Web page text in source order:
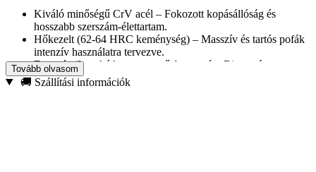
Kiváló minőségű CrV acél – Fokozott kopásállóság és
hosszabb szerszám-élettartam.
Hőkezelt (62-64 HRC keménység) – Masszív és tartós pofák
intenzív használatra tervezve.
Ergonómikus, kétkomponensű fogantyú – Biztonságos,
kényelmes fogást és könnyű használatot biztosít.
Két fogási zóna – Alkalmas mind lapos, mind kerek
Tovább olvasom
🚚 Szállítási információk